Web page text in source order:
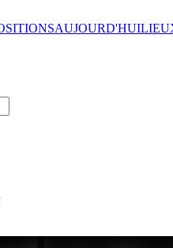
AUJOURD'HUI